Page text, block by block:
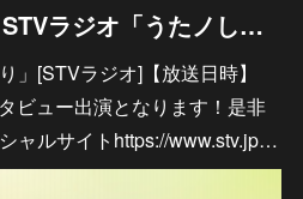
7/18【ラジオ出演】STVラジオ「うたノしおり」
」[STVラジオ]【放送日時】
ビュー出演となります！是非
ャルサイトhttps://www.stv.jp…